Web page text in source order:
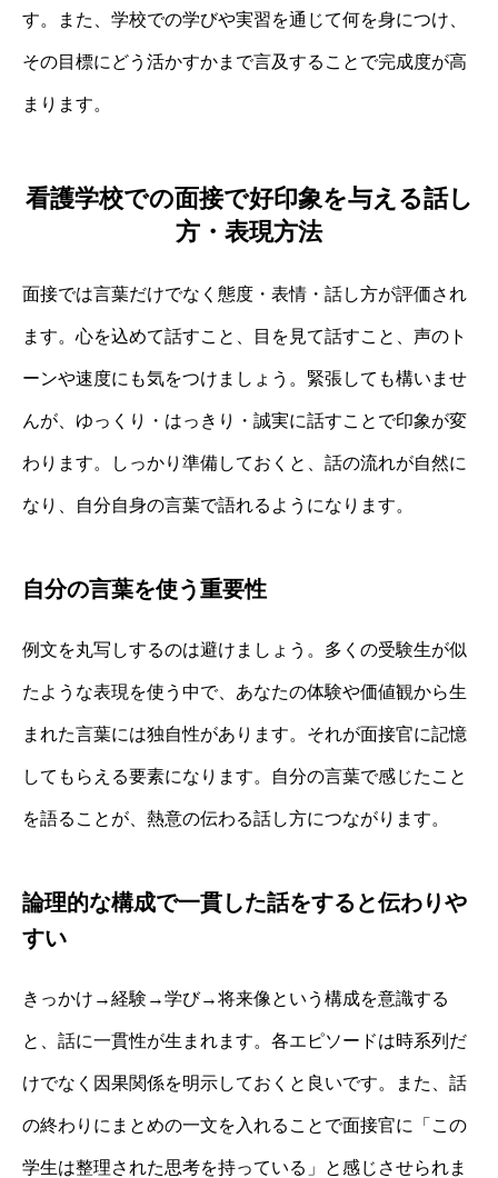
す。また、学校での学びや実習を通じて何を身につけ、
その目標にどう活かすかまで言及することで完成度が高
まります。
看護学校での面接で好印象を与える話し
方・表現方法
面接では言葉だけでなく態度・表情・話し方が評価され
ます。心を込めて話すこと、目を見て話すこと、声のト
ーンや速度にも気をつけましょう。緊張しても構いませ
んが、ゆっくり・はっきり・誠実に話すことで印象が変
わります。しっかり準備しておくと、話の流れが自然に
なり、自分自身の言葉で語れるようになります。
自分の言葉を使う重要性
例文を丸写しするのは避けましょう。多くの受験生が似
たような表現を使う中で、あなたの体験や価値観から生
まれた言葉には独自性があります。それが面接官に記憶
してもらえる要素になります。自分の言葉で感じたこと
を語ることが、熱意の伝わる話し方につながります。
論理的な構成で一貫した話をすると伝わりや
すい
きっかけ→経験→学び→将来像という構成を意識する
と、話に一貫性が生まれます。各エピソードは時系列だ
けでなく因果関係を明示しておくと良いです。また、話
の終わりにまとめの一文を入れることで面接官に「この
学生は整理された思考を持っている」と感じさせられま